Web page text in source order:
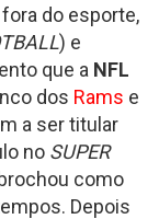
do esporte,
) e
que a NFL
dos Rams e
a ser titular
no SUPER
como
Depois